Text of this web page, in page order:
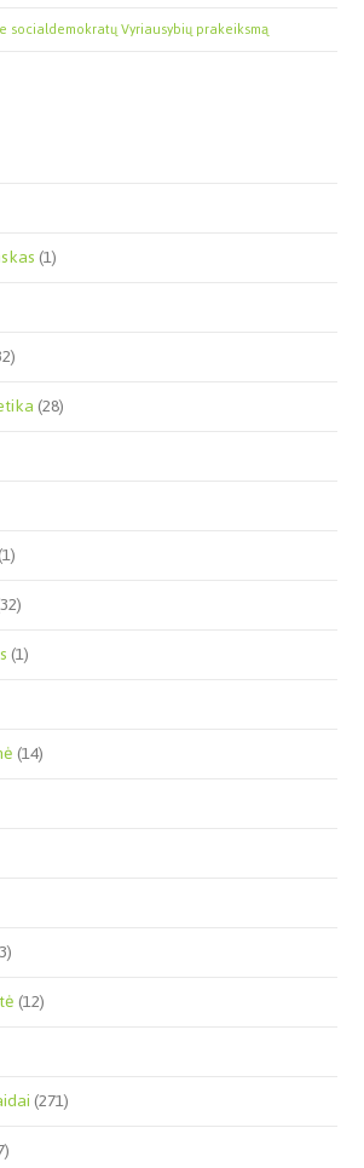
socialdemokratų Vyriausybių prakeiksmą
(1)
(28)
(1)
(14)
(12)
(271)